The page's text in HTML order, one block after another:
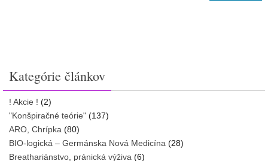
Kategórie článkov
! Akcie ! (2)
"Konšpiračné teórie" (137)
ARO, Chrípka (80)
BIO-logická – Germánska Nová Medicína (28)
Breathariánstvo, pránická výživa (6)